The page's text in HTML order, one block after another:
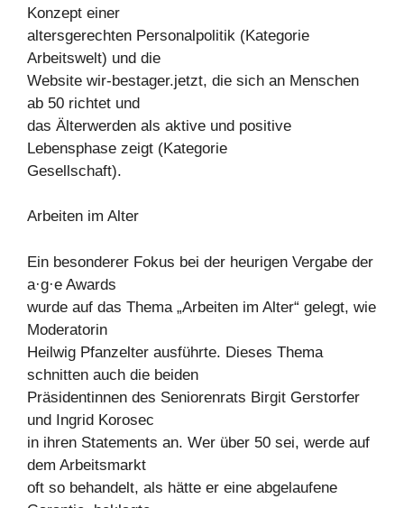
Konzept einer
altersgerechten Personalpolitik (Kategorie
Arbeitswelt) und die
Website wir-bestager.jetzt, die sich an Menschen
ab 50 richtet und
das Älterwerden als aktive und positive
Lebensphase zeigt (Kategorie
Gesellschaft).
Arbeiten im Alter
Ein besonderer Fokus bei der heurigen Vergabe der
a·g·e Awards
wurde auf das Thema „Arbeiten im Alter“ gelegt, wie
Moderatorin
Heilwig Pfanzelter ausführte. Dieses Thema
schnitten auch die beiden
Präsidentinnen des Seniorenrats Birgit Gerstorfer
und Ingrid Korosec
in ihren Statements an. Wer über 50 sei, werde auf
dem Arbeitsmarkt
oft so behandelt, als hätte er eine abgelaufene